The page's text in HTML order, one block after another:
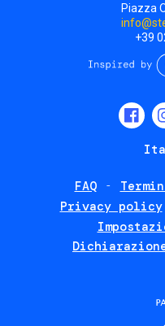
Piazza
+39
FAQ
Privacy policy